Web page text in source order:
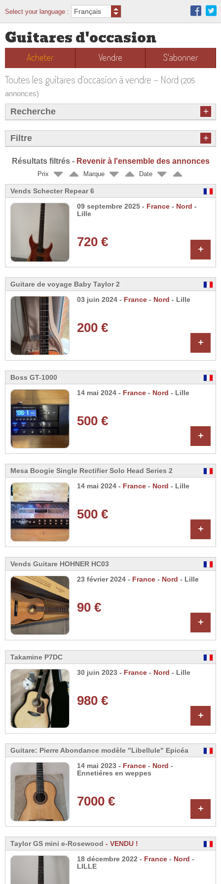
Select your language :
Guitares d'occasion
Acheter Vendre S'abonner
Toutes les guitares d'occasion à vendre - Nord (205
annonces)
Recherche +
Filtre +
Résultats filtrés - Revenir à l'ensemble des annonces
Prix Marque Date
Vends Schecter Repear 6
09 septembre 2025 - France - Nord -
Lille
720 € +
Guitare de voyage Baby Taylor 2
03 juin 2024 - France - Nord - Lille
200 €
+
Boss GT-1000
14 mai 2024 - France - Nord - Lille
500 €
+
Mesa Boogie Single Rectifier Solo Head Series 2
14 mai 2024 - France - Nord - Lille
500 €
+
Vends Guitare HOHNER HC03
23 février 2024 - France - Nord - Lille
90 €
+
Takamine P7DC
30 juin 2023 - France - Nord - Lille
980 €
+
Guitare: Pierre Abondance modèle "Libellule" Epicéa
14 mai 2023 - France - Nord -
Ennetiéres en weppes
7000 € +
Taylor GS mini e-Rosewood - VENDU !
18 décembre 2022 - France - Nord -
LILLE